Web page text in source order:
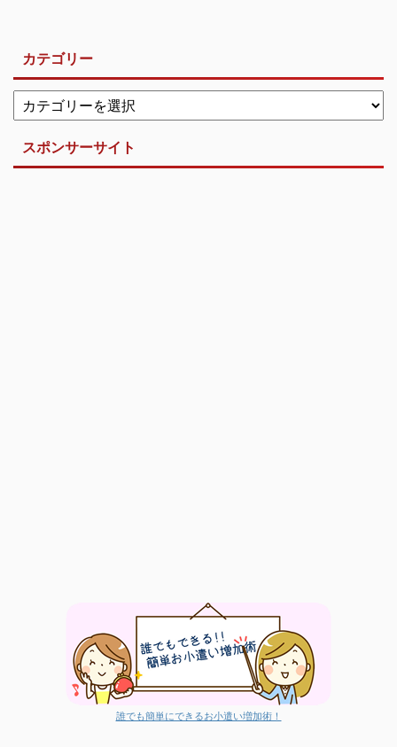
カテゴリー
スポンサーサイト
誰でも簡単にできるお小遣い増加術！